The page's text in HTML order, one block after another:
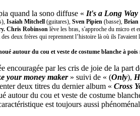
quand la sono diffuse « It's a Long
Isaiah Mitchell (guitares), Sven Pipien (basse),
Chris Robinson lève les bras, s'approche du micro et
deux frères qui reprennent l’histoire là où ils l'avaient
autour du cou et veste de costume blanche à pois
encouragée par les cris de joie de la part
your money maker » suivi de « (Only),
deux titres du dernier album « Cross
autour du cou et veste de costume
est toujours aussi